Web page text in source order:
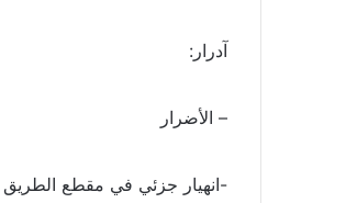
آدرار:
– الأضرار
-انهيار جزئي في مقطع الطريق بين أطار